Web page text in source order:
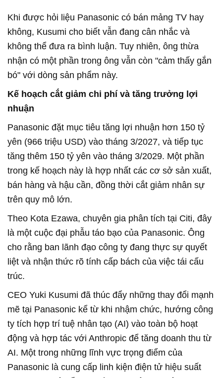
Khi được hỏi liệu Panasonic có bán mảng TV hay
không, Kusumi cho biết vẫn đang cân nhắc và
không thể đưa ra bình luận. Tuy nhiên, ông thừa
nhận có một phần trong ông vẫn còn "cảm thấy gắn
bó" với dòng sản phẩm này.
Kế hoạch cắt giảm chi phí và tăng trưởng lợi
nhuận
Panasonic đặt mục tiêu tăng lợi nhuận hơn 150 tỷ
yên (966 triệu USD) vào tháng 3/2027, và tiếp tục
tăng thêm 150 tỷ yên vào tháng 3/2029. Một phần
trong kế hoạch này là hợp nhất các cơ sở sản xuất,
bán hàng và hậu cần, đồng thời cắt giảm nhân sự
trên quy mô lớn.
Theo Kota Ezawa, chuyên gia phân tích tại Citi, đây
là một cuộc đại phẫu táo bạo của Panasonic. Ông
cho rằng ban lãnh đạo công ty đang thực sự quyết
liệt và nhận thức rõ tính cấp bách của việc tái cấu
trúc.
CEO Yuki Kusumi đã thúc đẩy những thay đổi mạnh
mẽ tại Panasonic kể từ khi nhậm chức, hướng công
ty tích hợp trí tuệ nhân tạo (AI) vào toàn bộ hoạt
động và hợp tác với Anthropic để tăng doanh thu từ
AI. Một trong những lĩnh vực trọng điểm của
Panasonic là cung cấp linh kiện điện tử hiệu suất